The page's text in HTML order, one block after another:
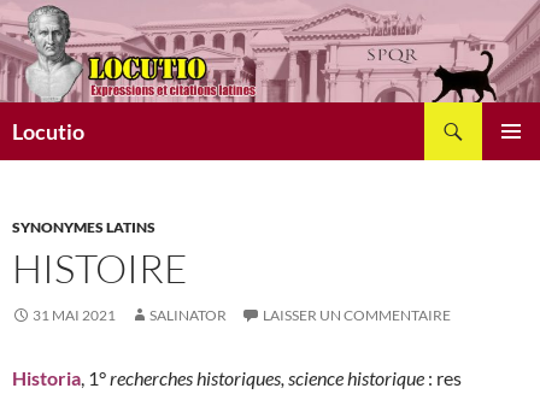
Aller
au
contenu
Locutio
SYNONYMES LATINS
HISTOIRE
31 MAI 2021 SALINATOR LAISSER UN COMMENTAIRE
Historia, 1°recherches historiques, science historique : res